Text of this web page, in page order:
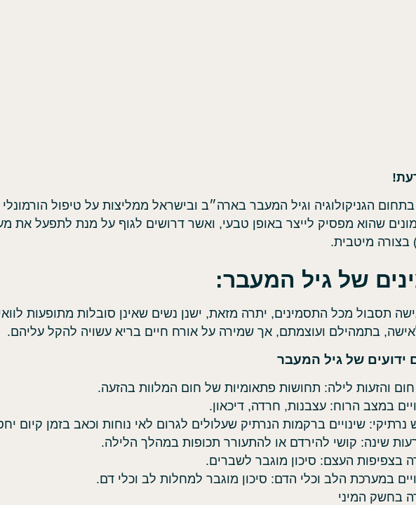
הגניקולוגיה וגיל המעבר בארה״ב ובישראל ממליצות על טיפול
שהוא מפסיק לייצר באופן טבעי, ואשר דרושים לגוף על מנת לתפעל את
בצורה מיטבית.
של גיל המעבר:
תסבול מכל התסמינים, יתרה מזאת, ישנן נשים שאינן סובלות מתופעות
בתמהילם ועוצמתם, אך שמירה על אורח חיים בריא עשויה להקל עליהם.
ידועים של גיל המעבר
חום והזעות לילה: תחושות פתאומיות של חום המלוות בהזעה.
במצב הרוח: עצבנות, חרדה, דיכאון.
נרתיקי: שינויים ברקמות הנרתיק שעלולים לגרום לאי נוחות וכאב בזמן קיום
שינה: קושי להירדם או להתעורר תכופות במהלך הלילה.
בצפיפות העצם: סיכון מוגבר לשברים.
במערכת הלב וכלי הדם: סיכון מוגבר למחלות לב וכלי דם.
בחשק המיני